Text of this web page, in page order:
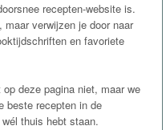
recepten-website is.
maar verwijzen je door naar
en favoriete
deze pagina niet, maar we
beste recepten in de
thuis hebt staan.